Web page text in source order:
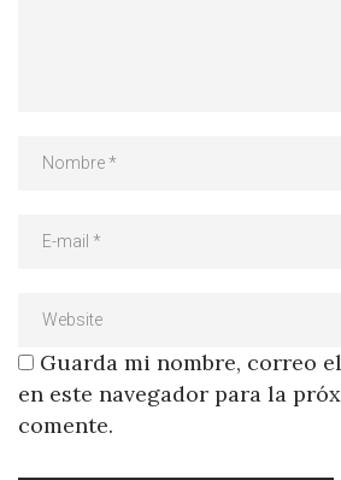
Guarda mi nombre, correo
en este navegador para la
comente.